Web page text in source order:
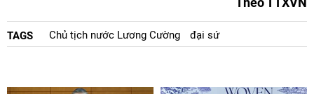
TAGS Chủ tịch nước Lương Cường đại sứ